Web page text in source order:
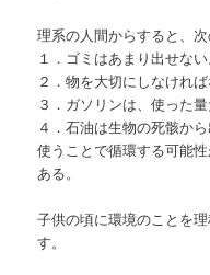
理系の人間からすると、
１．ゴミはあまり出せない
２．物を大切にしなければ
３．ガソリンは、使った
４．石油は生物の死骸か
使うことで循環する可能
ある。
子供の頃に環境のことを
す。